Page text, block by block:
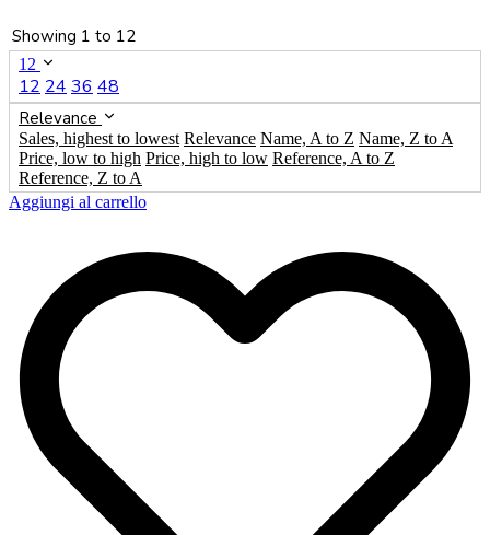
Showing 1 to 12
12
12 24 36 48
Relevance
Sales, highest to lowest Relevance Name, A to Z Name, Z to A
Price, low to high Price, high to low Reference, A to Z
Reference, Z to A
Aggiungi al carrello